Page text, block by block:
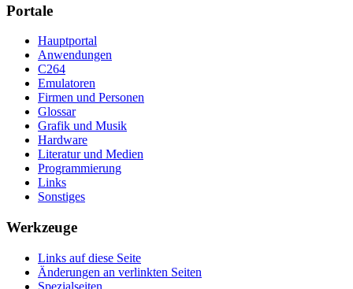
Portale
Hauptportal
Anwendungen
C264
Emulatoren
Firmen und Personen
Glossar
Grafik und Musik
Hardware
Literatur und Medien
Programmierung
Links
Sonstiges
Werkzeuge
Links auf diese Seite
Änderungen an verlinkten Seiten
Spezialseiten